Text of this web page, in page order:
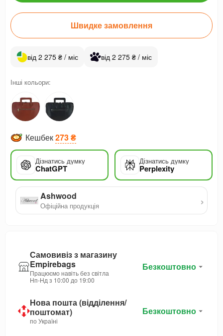
Швидке замовлення
від 2 275 ₴ / міс від 2 275 ₴ / міс
Інші кольори:
Кешбек273 ₴
Дізнатись думку
ChatGPT
Дізнатись думку
Perplexity
Ashwood
Офіційна продукція ›
Самовивіз з магазину
Empirebags
Працюємо навіть без світла
Нп-Нд з 10:00 до 19:00
Безкоштовно
Нова пошта (відділення/
поштомат)
по Україні
Безкоштовно